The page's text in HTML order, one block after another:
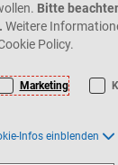
Bitte
Weitere
Policy.
Marketing
Infos einblenden